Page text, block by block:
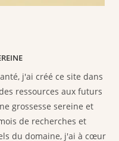
j'ai créé ce site dans
ressources aux futurs
grossesse sereine et
de recherches et
du domaine, j'ai à cœur